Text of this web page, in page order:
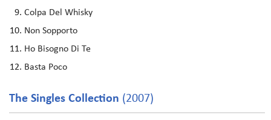
Colpa Del Whisky
Non Sopporto
Ho Bisogno Di Te
Basta Poco
The Singles Collection (2007)